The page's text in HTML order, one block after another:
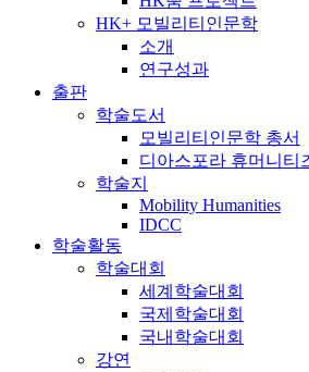
HK+ 모빌리티인문학
소개
연구성과
출판
학술도서
모빌리티인문학 총서
디아스포라 휴머니티
학술지
Mobility Humanities
IDCC
학술활동
학술대회
세계학술대회
국제학술대회
국내학술대회
강연